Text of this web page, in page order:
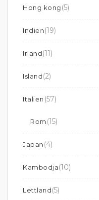
Hong kong (5)
Indien(19)
Irland(11)
Island(2)
Italien (57)
Rom (15)
Japan (4)
Kambodja(10)
Lettland(5)